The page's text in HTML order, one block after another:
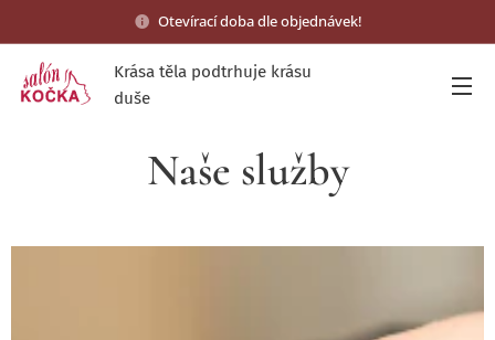
Otevírací doba dle objednávek!
Krása těla podtrhuje krásu
duše
Naše služby